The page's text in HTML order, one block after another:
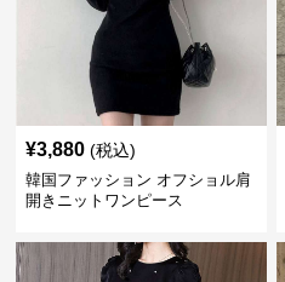
¥3,880 (税込)
韓国ファッション オフショル肩
開きニットワンピース